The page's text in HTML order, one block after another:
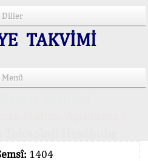
Diller
TAKVİMİ
Menü
1404